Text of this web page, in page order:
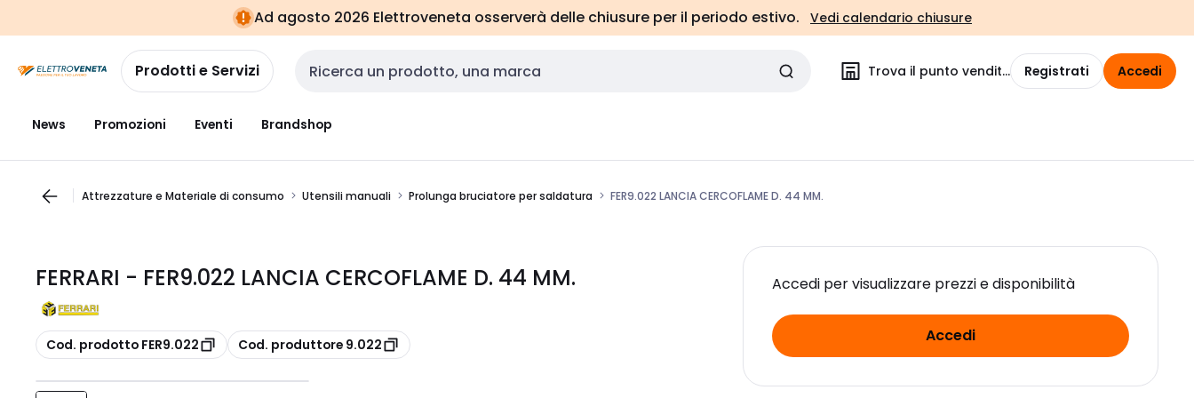
navigazionealla
pagina
Ad agosto 2026 Elettroveneta osserverà delle chiusure per il periodo estivo. Vedi calendario chiusure
Prodotti e Servizi Cerca input Trova il punto vendita Registrati Accedi
News Promozioni Eventi Brandshop
Attrezzature e Materiale di consumo Utensili manuali Prolunga bruciatore per saldatura FER9.022 LANCIA CERCOFLAME D. 44 MM.
FERRARI - FER9.022 LANCIA CERCOFLAME D. 44 MM.
copia
Cod. prodotto FER9.022 copia
Cod. produttore 9.022
Accedi per visualizzare prezzi e disponibilità
Accedi